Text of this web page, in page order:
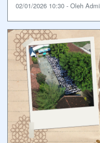
02/01/2026 10:30 - Oleh